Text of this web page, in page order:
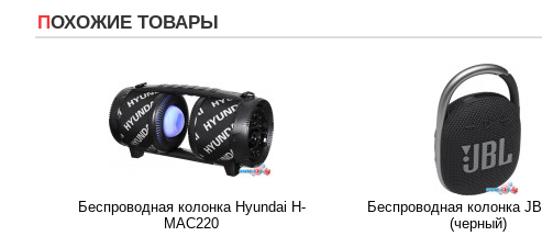
ПОХОЖИЕ ТОВАРЫ
Беспроводная колонка Hyundai H-
MAC220
Беспроводная колонка
(черный)